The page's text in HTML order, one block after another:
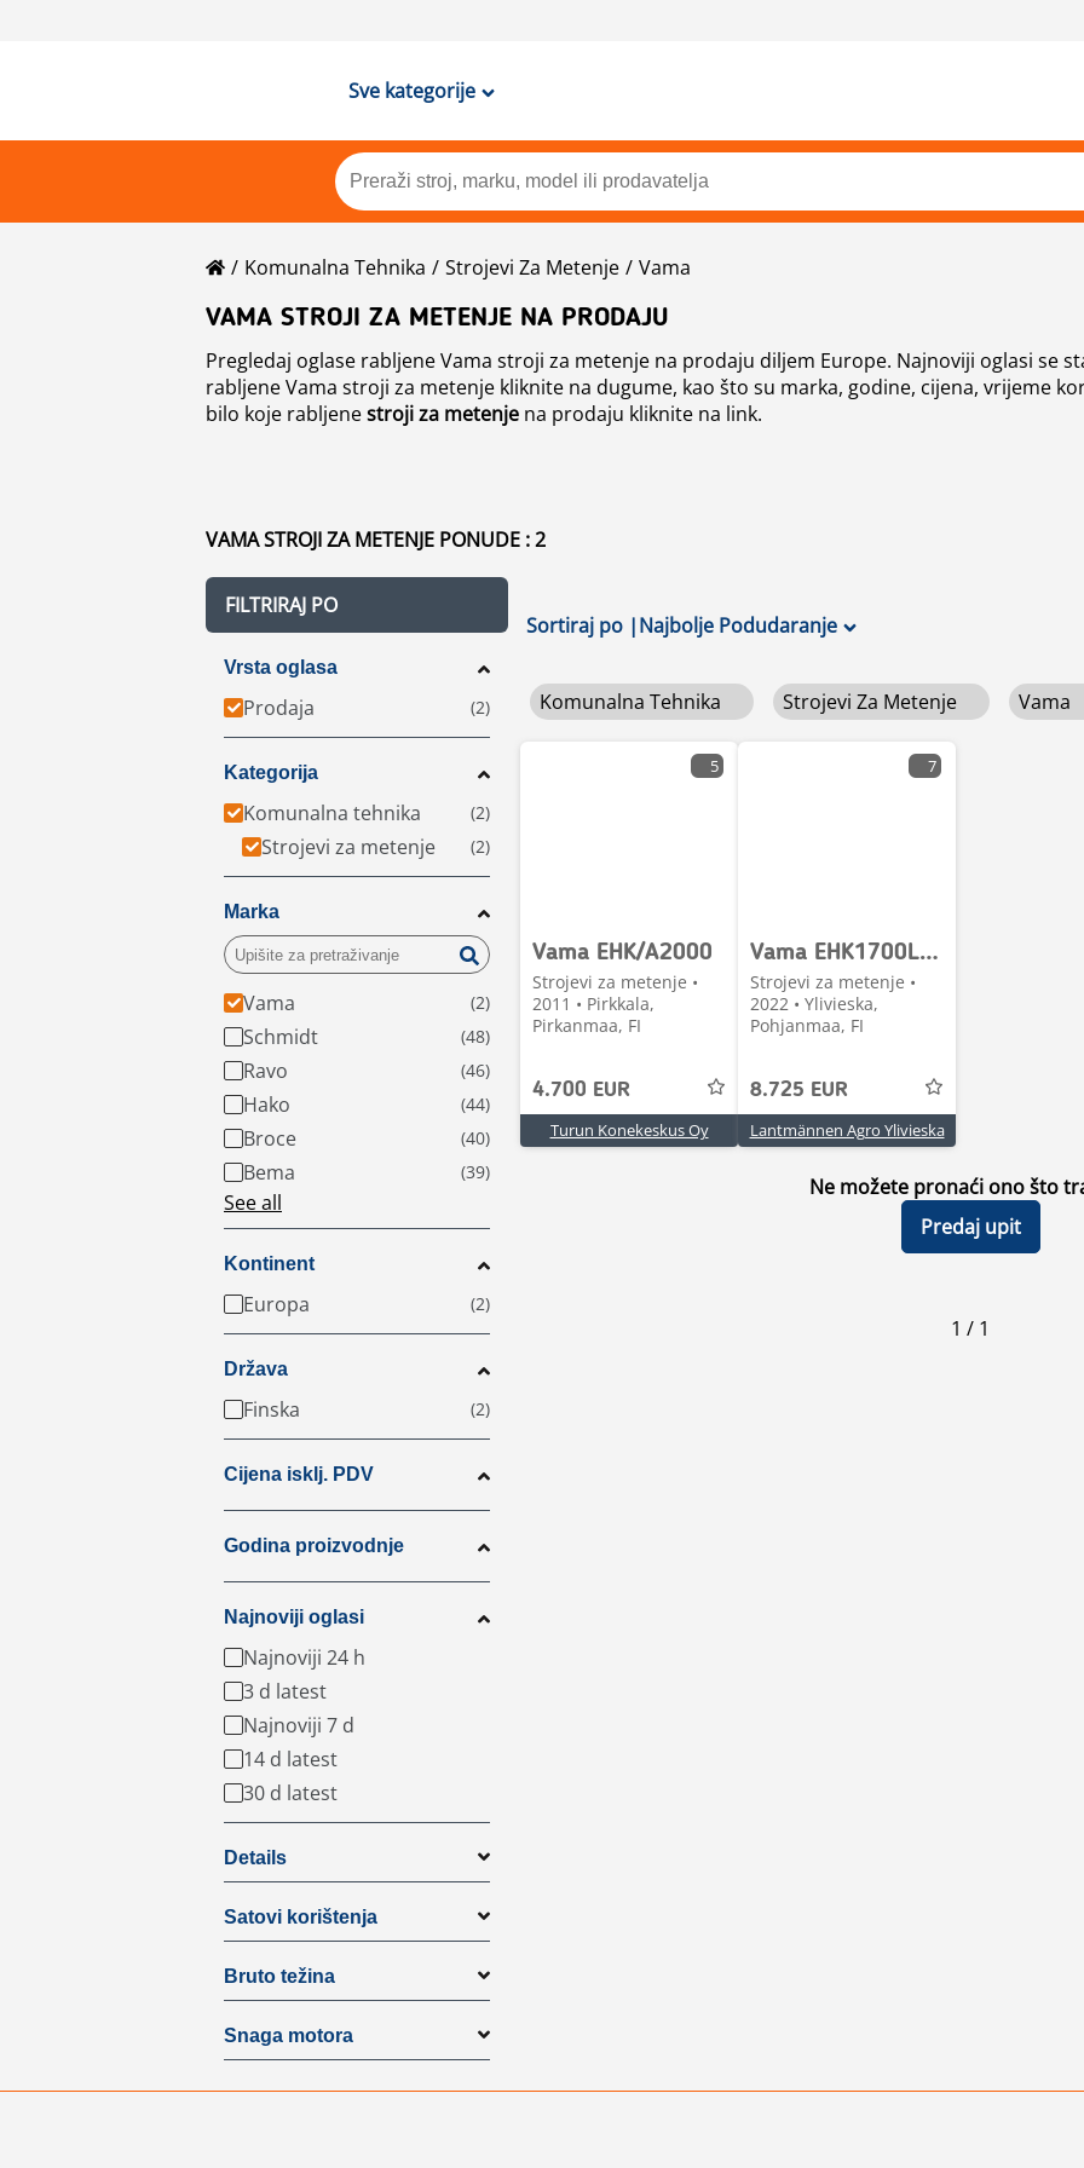
Sve kategorije
Komunalna Tehnika Strojevi Za Metenje
Vama
VAMA STROJI ZA METENJE NA PRODAJU
Pregledaj oglase rabljene Vama stroji za metenje na prodaju diljem Europe. Najnoviji oglasi se
rabljene Vama stroji za metenje kliknite na dugume, kao što su marka, godine, cijena, vrijeme
bilo koje rabljenestroji za metenje na prodaju kliknite na link.
VAMA STROJI ZA METENJE PONUDE : 2
FILTRIRAJ PO
Vrsta oglasa
Prodaja
Kategorija
Komunalna tehnika
Strojevi za metenje
Marka
Vama
Schmidt
Ravo
Hako
Broce
Bema
See all
Kontinent
Europa
Država
Finska
Cijena isklj. PDV
Godina proizvodnje
Najnoviji oglasi
Najnoviji 24 h
3 d latest
Najnoviji 7 d
14 d latest
30 d latest
Details
Satovi korištenja
Bruto težina
Snaga motora
Sortiraj po |Najbolje Podudaranje
Komunalna Tehnika Strojevi Za Metenje Vama
5
Vama EHK/A2000
Strojevi za metenje •
2011 • Pirkkala,
Pirkanmaa, FI
4.700 EUR
Turun Konekeskus Oy
7
Vama EHK1700L kauhaharja
Strojevi za metenje •
2022 • Ylivieska,
Pohjanmaa, FI
8.725 EUR
Lantmännen Agro Ylivieska
Ne možete pronaći ono što
Predaj upit
1 / 1